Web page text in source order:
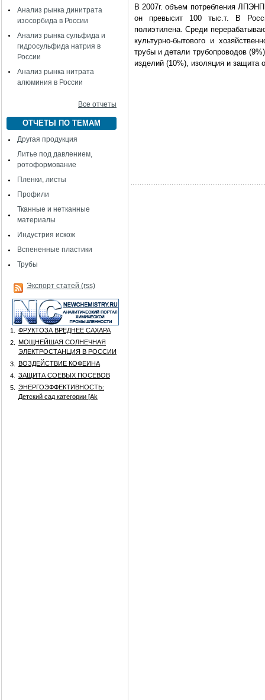
Анализ рынка динитрата
изосорбида в России
Анализ рынка сульфида и
гидросульфида натрия в
России
Анализ рынка нитрата
алюминия в России
Все отчеты
ОТЧЕТЫ ПО ТЕМАМ
Другая продукция
Литье под давлением,
ротоформование
Пленки, листы
Профили
Тканные и нетканные
материалы
Индустрия искож
Вспененные пластики
Трубы
Экспорт статей (rss)
1.
ФРУКТОЗА ВРЕДНЕЕ САХАРА
2.
МОЩНЕЙШАЯ СОЛНЕЧНАЯ
ЭЛЕКТРОСТАНЦИЯ В РОССИИ
3.
ВОЗДЕЙСТВИЕ КОФЕИНА
4.
ЗАЩИТА СОЕВЫХ ПОСЕВОВ
5.
ЭНЕРГОЭФФЕКТИВНОСТЬ:
Детский сад категории [Аk
В 2007г. объем потребления
он превысит 100 тыс.т. В
полиэтилена. Среди
культурно-бытового и
трубы и детали трубопроводов
изделий (10%), изоляция и защита